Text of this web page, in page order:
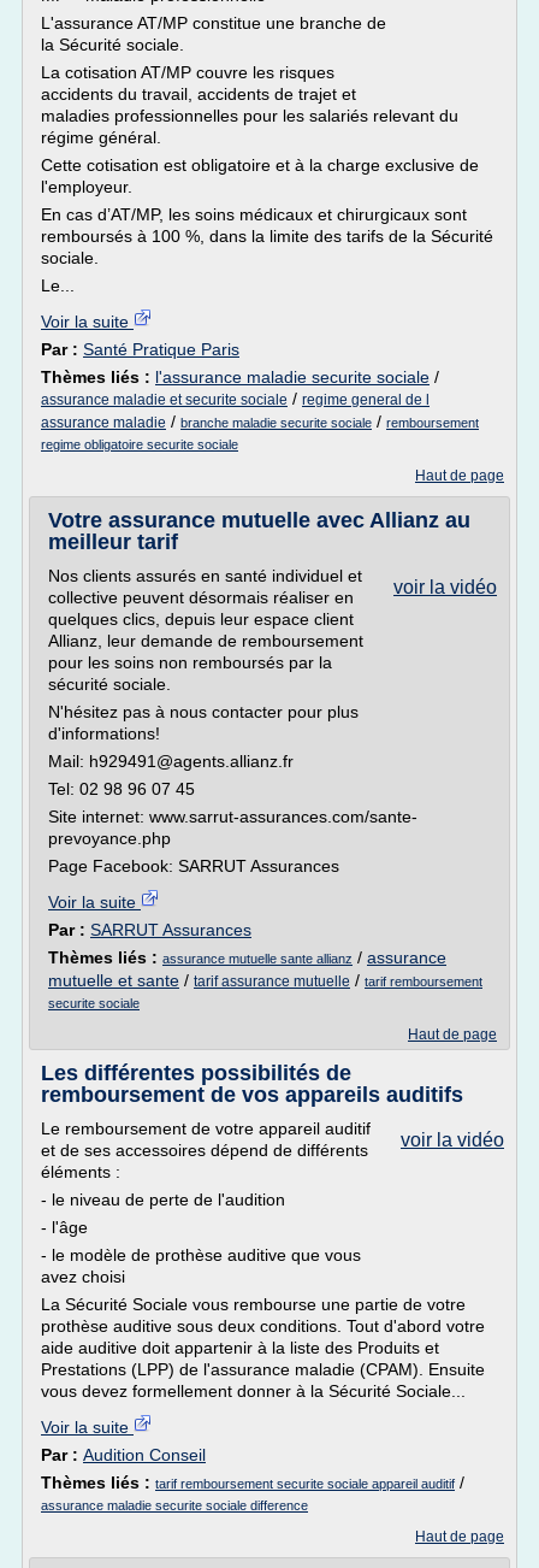
L'assurance AT/MP constitue une branche de
la Sécurité sociale.
La cotisation AT/MP couvre les risques
accidents du travail, accidents de trajet et
maladies professionnelles pour les salariés relevant du
régime général.
Cette cotisation est obligatoire et à la charge exclusive de
l'employeur.
En cas d’AT/MP, les soins médicaux et chirurgicaux sont
remboursés à 100 %, dans la limite des tarifs de la Sécurité
sociale.
Le...
Voir la suite
Par : Santé Pratique Paris
Thèmes liés : l'assurance maladie securite sociale /
assurance maladie et securite sociale / regime general de l
assurance maladie / branche maladie securite sociale / remboursement
regime obligatoire securite sociale
Haut de page
Votre assurance mutuelle avec Allianz au
meilleur tarif
voir la vidéo
Nos clients assurés en santé individuel et
collective peuvent désormais réaliser en
quelques clics, depuis leur espace client
Allianz, leur demande de remboursement
pour les soins non remboursés par la
sécurité sociale.
N'hésitez pas à nous contacter pour plus
d'informations!
Mail: h929491@agents.allianz.fr
Tel: 02 98 96 07 45
Site internet: www.sarrut-assurances.com/sante-
prevoyance.php
Page Facebook: SARRUT Assurances
Voir la suite
Par : SARRUT Assurances
Thèmes liés : assurance mutuelle sante allianz / assurance
mutuelle et sante / tarif assurance mutuelle / tarif remboursement
securite sociale
Haut de page
Les différentes possibilités de
remboursement de vos appareils auditifs
voir la vidéo
Le remboursement de votre appareil auditif
et de ses accessoires dépend de différents
éléments :
- le niveau de perte de l'audition
- l'âge
- le modèle de prothèse auditive que vous
avez choisi
La Sécurité Sociale vous rembourse une partie de votre
prothèse auditive sous deux conditions. Tout d'abord votre
aide auditive doit appartenir à la liste des Produits et
Prestations (LPP) de l'assurance maladie (CPAM). Ensuite
vous devez formellement donner à la Sécurité Sociale...
Voir la suite
Par : Audition Conseil
Thèmes liés : tarif remboursement securite sociale appareil auditif /
assurance maladie securite sociale difference
Haut de page